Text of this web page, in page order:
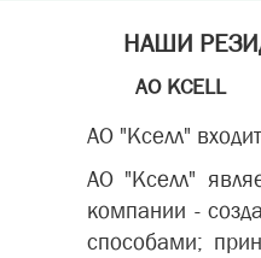
НАШИ
АО KCELL
АО "Кселл"
АО "Кселл"
компании -
способами;